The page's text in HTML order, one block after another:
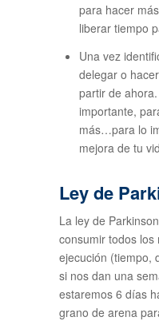
para hacer
liberar tiempo
Una vez
delegar o
partir de
importante,
más…para lo
mejora de tu
Ley de
La ley de
consumir todos los
ejecución (tiempo,
si nos dan una
estaremos 6 días
grano de arena